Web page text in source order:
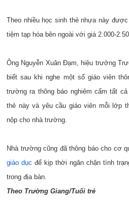
Theo nhiều học sinh thẻ nhựa này
tiệm tạp hóa bên ngoài với giá 2.000-
Ông Nguyễn Xuân Đạm, hiệu trưởng
biết sau khi nghe một số giáo viên
trường ra thông báo nghiêm cấm tất
thẻ này và yêu cầu giáo viên mỗi lớp
nộp cho nhà trường.
Nhà trường cũng đã thông báo cho cơ
giáo dục để kịp thời ngăn chặn tình
trong địa bàn.
Theo Trường Giang/Tuổi trẻ